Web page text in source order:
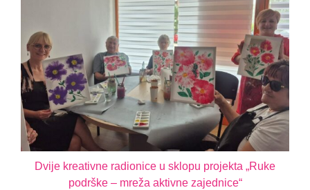
Dvije kreativne radionice u sklopu projekta „Ruke
podrške – mreža aktivne zajednice“